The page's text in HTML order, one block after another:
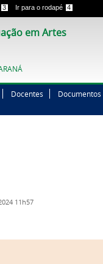
3 Ir para o rodapé 4
em Artes
Docentes Documentos
11h57